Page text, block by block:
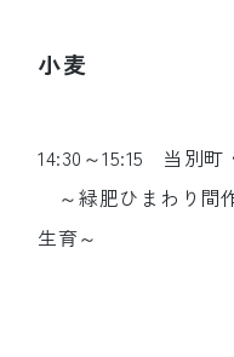
小麦
14:30～15:15 当別町
～緑肥ひまわり間
生育～